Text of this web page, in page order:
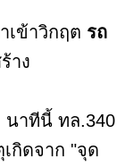
เข้าวิกฤต รถ
าง
นาทีนี้ ทล.340
กิดจาก "จุด